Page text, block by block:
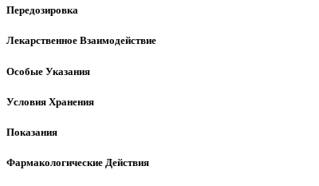
Передозировка
Лекарственное Взаимодействие
Особые Указания
Условия Хранения
Показания
Фармакологические Действия